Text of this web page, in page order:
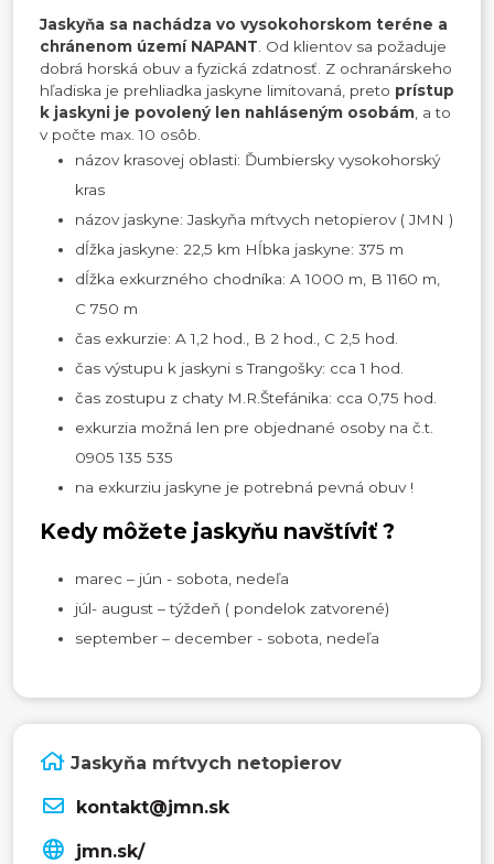
Jaskyňa mŕtvych netopierov
kontakt@jmn.sk
jmn.sk/
Jaskyňa sa nachádza vo vysokohorskom teréne a
chránenom území NAPANT . Od klientov sa požaduje
dobrá horská obuv a fyzická zdatnosť. Z ochranárskeho
hľadiska je prehliadka jaskyne limitovaná, preto prístup
k jaskyni je povolený len nahláseným osobám , a to
v počte max. 10 osôb.
názov krasovej oblasti: Ďumbiersky vysokohorský
kras
názov jaskyne: Jaskyňa mŕtvych netopierov ( JMN )
dĺžka jaskyne: 22,5 km Hĺbka jaskyne: 375 m
dĺžka exkurzného chodníka: A 1000 m, B 1160 m,
C 750 m
čas exkurzie: A 1,2 hod., B 2 hod., C 2,5 hod.
čas výstupu k jaskyni s Trangošky: cca 1 hod.
čas zostupu z chaty M.R.Štefánika: cca 0,75 hod.
exkurzia možná len pre objednané osoby na č.t.
0905 135 535
na exkurziu jaskyne je potrebná pevná obuv !
Kedy môžete jaskyňu navštíviť ?
marec – jún - sobota, nedeľa
júl- august – týždeň ( pondelok zatvorené)
september – december - sobota, nedeľa